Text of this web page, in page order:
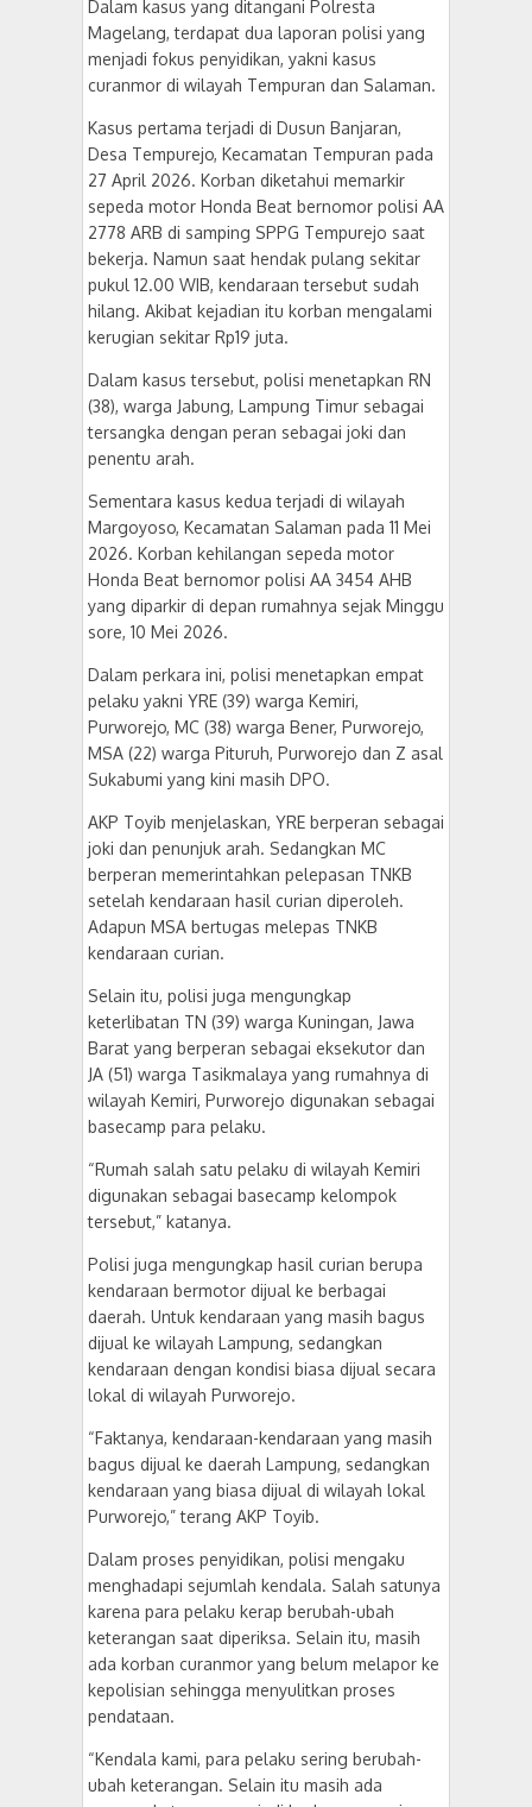
Dalam kasus yang ditangani Polresta
Magelang, terdapat dua laporan polisi yang
menjadi fokus penyidikan, yakni kasus
curanmor di wilayah Tempuran dan Salaman.
Kasus pertama terjadi di Dusun Banjaran,
Desa Tempurejo, Kecamatan Tempuran pada
27 April 2026. Korban diketahui memarkir
sepeda motor Honda Beat bernomor polisi AA
2778 ARB di samping SPPG Tempurejo saat
bekerja. Namun saat hendak pulang sekitar
pukul 12.00 WIB, kendaraan tersebut sudah
hilang. Akibat kejadian itu korban mengalami
kerugian sekitar Rp19 juta.
Dalam kasus tersebut, polisi menetapkan RN
(38), warga Jabung, Lampung Timur sebagai
tersangka dengan peran sebagai joki dan
penentu arah.
Sementara kasus kedua terjadi di wilayah
Margoyoso, Kecamatan Salaman pada 11 Mei
2026. Korban kehilangan sepeda motor
Honda Beat bernomor polisi AA 3454 AHB
yang diparkir di depan rumahnya sejak Minggu
sore, 10 Mei 2026.
Dalam perkara ini, polisi menetapkan empat
pelaku yakni YRE (39) warga Kemiri,
Purworejo, MC (38) warga Bener, Purworejo,
MSA (22) warga Pituruh, Purworejo dan Z asal
Sukabumi yang kini masih DPO.
AKP Toyib menjelaskan, YRE berperan sebagai
joki dan penunjuk arah. Sedangkan MC
berperan memerintahkan pelepasan TNKB
setelah kendaraan hasil curian diperoleh.
Adapun MSA bertugas melepas TNKB
kendaraan curian.
Selain itu, polisi juga mengungkap
keterlibatan TN (39) warga Kuningan, Jawa
Barat yang berperan sebagai eksekutor dan
JA (51) warga Tasikmalaya yang rumahnya di
wilayah Kemiri, Purworejo digunakan sebagai
basecamp para pelaku.
“Rumah salah satu pelaku di wilayah Kemiri
digunakan sebagai basecamp kelompok
tersebut,” katanya.
Polisi juga mengungkap hasil curian berupa
kendaraan bermotor dijual ke berbagai
daerah. Untuk kendaraan yang masih bagus
dijual ke wilayah Lampung, sedangkan
kendaraan dengan kondisi biasa dijual secara
lokal di wilayah Purworejo.
“Faktanya, kendaraan-kendaraan yang masih
bagus dijual ke daerah Lampung, sedangkan
kendaraan yang biasa dijual di wilayah lokal
Purworejo,” terang AKP Toyib.
Dalam proses penyidikan, polisi mengaku
menghadapi sejumlah kendala. Salah satunya
karena para pelaku kerap berubah-ubah
keterangan saat diperiksa. Selain itu, masih
ada korban curanmor yang belum melapor ke
kepolisian sehingga menyulitkan proses
pendataan.
“Kendala kami, para pelaku sering berubah-
ubah keterangan. Selain itu masih ada